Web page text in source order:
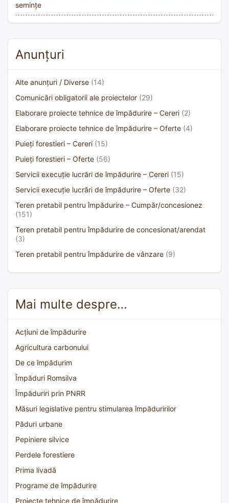
semințe
Anunțuri
Alte anunțuri / Diverse (14)
Comunicări obligatorii ale proiectelor (29)
Elaborare proiecte tehnice de împădurire – Cereri (2)
Elaborare proiecte tehnice de împădurire – Oferte (4)
Puieți forestieri – Cereri (15)
Puieți forestieri – Oferte (56)
Servicii execuție lucrări de împădurire – Cereri (15)
Servicii execuție lucrări de împădurire – Oferte (32)
Teren pretabil pentru împădurire – Cumpăr/concesionez
(151)
Teren pretabil pentru împădurire de concesionat/arendat
(3)
Teren pretabil pentru împădurire de vânzare (9)
Mai multe despre…
Acțiuni de împădurire
Agricultura carbonului
De ce împădurim
Împăduri Romsilva
Împăduriri prin PNRR
Măsuri legislative pentru stimularea împăduririlor
Păduri urbane
Pepiniere silvice
Perdele forestiere
Prima livadă
Programe de împădurire
Proiecte tehnice de împădurire